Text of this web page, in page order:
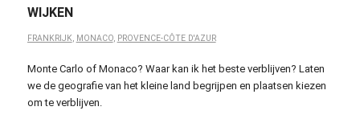
WIJKEN
FRANKRIJK, MONACO, PROVENCE-CÔTE D'AZUR
Monte Carlo of Monaco? Waar kan ik het beste verblijven? Laten
we de geografie van het kleine land begrijpen en plaatsen kiezen
om te verblijven.